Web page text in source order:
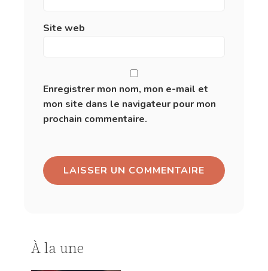
Site web
Enregistrer mon nom, mon e-mail et
mon site dans le navigateur pour mon
prochain commentaire.
À la une